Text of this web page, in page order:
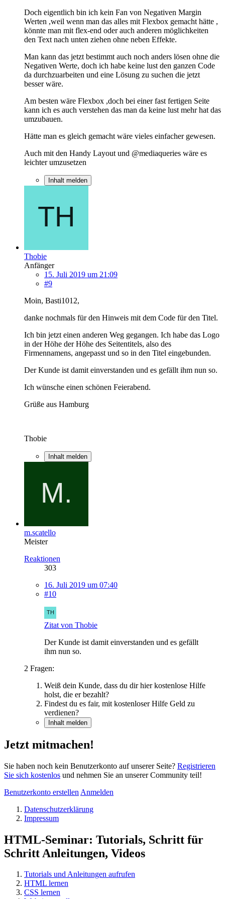
Doch eigentlich bin ich kein Fan von Negativen Margin
Werten ,weil wenn man das alles mit Flexbox gemacht hätte ,
könnte man mit flex-end oder auch anderen möglichkeiten
den Text nach unten ziehen ohne neben Effekte.
Man kann das jetzt bestimmt auch noch anders lösen ohne die
Negativen Werte, doch ich habe keine lust den ganzen Code
da durchzuarbeiten und eine Lösung zu suchen die jetzt
besser wäre.
Am besten wäre Flexbox ,doch bei einer fast fertigen Seite
kann ich es auch verstehen das man da keine lust mehr hat das
umzubauen.
Hätte man es gleich gemacht wäre vieles einfacher gewesen.
Auch mit den Handy Layout und @mediaqueries wäre es
leichter umzusetzen
Inhalt melden
Thobie
Anfänger
15. Juli 2019 um 21:09
#9
Moin, Basti1012,
danke nochmals für den Hinweis mit dem Code für den Titel.
Ich bin jetzt einen anderen Weg gegangen. Ich habe das Logo
in der Höhe der Höhe des Seitentitels, also des
Firmennamens, angepasst und so in den Titel eingebunden.
Der Kunde ist damit einverstanden und es gefällt ihm nun so.
Ich wünsche einen schönen Feierabend.
Grüße aus Hamburg
Thobie
Inhalt melden
m.scatello
Meister
Reaktionen
303
16. Juli 2019 um 07:40
#10
Zitat von Thobie
Der Kunde ist damit einverstanden und es gefällt
ihm nun so.
2 Fragen:
Weiß dein Kunde, dass du dir hier kostenlose Hilfe
holst, die er bezahlt?
Findest du es fair, mit kostenloser Hilfe Geld zu
verdienen?
Inhalt melden
Jetzt mitmachen!
Sie haben noch kein Benutzerkonto auf unserer Seite? Registrieren
Sie sich kostenlos und nehmen Sie an unserer Community teil!
Benutzerkonto erstellen Anmelden
Datenschutzerklärung
Impressum
HTML-Seminar: Tutorials, Schritt für
Schritt Anleitungen, Videos
Tutorials und Anleitungen aufrufen
HTML lernen
CSS lernen